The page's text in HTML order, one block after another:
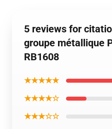
5 reviews for
groupe métallique
RB1608
★★★★★
★★★★☆
★★★☆☆